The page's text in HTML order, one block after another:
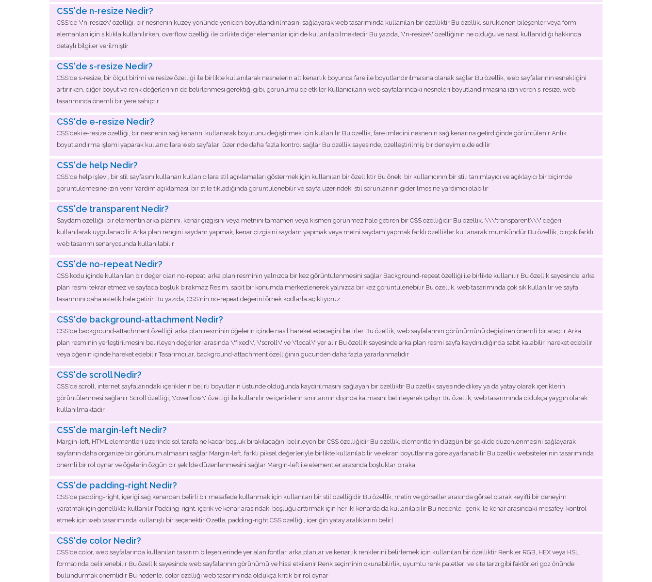
CSS'de n-resize Nedir?
CSS'de \"n-resize\" özelliği, bir nesnenin kuzey yönünde yeniden boyutlandırılmasını sağlayarak web tasarımında kullanılan bir özelliktir Bu özellik, sürüklenen bileşenler veya form
elemanları için sıklıkla kullanılırken, overflow özelliği ile birlikte diğer elemanlar için de kullanılabilmektedir Bu yazıda, \"n-resize\" özelliğinin ne olduğu ve nasıl kullanıldığı hakkında
detaylı bilgiler verilmiştir
CSS'de s-resize Nedir?
CSS'de s-resize, bir ölçüt birimi ve resize özelliği ile birlikte kullanılarak nesnelerin alt kenarlık boyunca fare ile boyutlandırılmasına olanak sağlar Bu özellik, web sayfalarının esnekliğini
artırırken, diğer boyut ve renk değerlerinin de belirlenmesi gerektiği gibi, görünümü de etkiler Kullanıcıların web sayfalarındaki nesneleri boyutlandırmasına izin veren s-resize, web
tasarımında önemli bir yere sahiptir
CSS'de e-resize Nedir?
CSS'deki e-resize özelliği, bir nesnenin sağ kenarını kullanarak boyutunu değiştirmek için kullanılır Bu özellik, fare imlecini nesnenin sağ kenarına getirdiğinde görüntülenir Anlık
boyutlandırma işlemi yaparak kullanıcılara web sayfaları üzerinde daha fazla kontrol sağlar Bu özellik sayesinde, özelleştirilmiş bir deneyim elde edilir
CSS'de help Nedir?
CSS'de help işlevi, bir stil sayfasını kullanan kullanıcılara stil açıklamaları göstermek için kullanılan bir özelliktir Bu önek, bir kullanıcının bir stili tanımlayıcı ve açıklayıcı bir biçimde
görüntülemesine izin verir Yardım açıklaması, bir stile tıkladığında görüntülenebilir ve sayfa üzerindeki stil sorunlarının giderilmesine yardımcı olabilir
CSS'de transparent Nedir?
Saydam özelliği, bir elementin arka planını, kenar çizgisini veya metnini tamamen veya kısmen görünmez hale getiren bir CSS özelliğidir Bu özellik, \\\"transparent\\\" değeri
kullanılarak uygulanabilir Arka plan rengini saydam yapmak, kenar çizgisini saydam yapmak veya metni saydam yapmak farklı özellikler kullanarak mümkündür Bu özellik, birçok farklı
web tasarımı senaryosunda kullanılabilir
CSS'de no-repeat Nedir?
CSS kodu içinde kullanılan bir değer olan no-repeat, arka plan resminin yalnızca bir kez görüntülenmesini sağlar Background-repeat özelliği ile birlikte kullanılır Bu özellik sayesinde, arka
plan resmi tekrar etmez ve sayfada boşluk bırakmaz Resim, sabit bir konumda merkezlenerek yalnızca bir kez görüntülenebilir Bu özellik, web tasarımında çok sık kullanılır ve sayfa
tasarımını daha estetik hale getirir Bu yazıda, CSS'nin no-repeat değerini örnek kodlarla açıklıyoruz
CSS'de background-attachment Nedir?
CSS'de background-attachment özelliği, arka plan resminin öğelerin içinde nasıl hareket edeceğini belirler Bu özellik, web sayfalarının görünümünü değiştiren önemli bir araçtır Arka
plan resminin yerleştirilmesini belirleyen değerleri arasında \"fixed\", \"scroll\" ve \"local\" yer alır Bu özellik sayesinde arka plan resmi sayfa kaydırıldığında sabit kalabilir, hareket edebilir
veya öğenin içinde hareket edebilir Tasarımcılar, background-attachment özelliğinin gücünden daha fazla yararlanmalıdır
CSS'de scroll Nedir?
CSS'de scroll, internet sayfalarındaki içeriklerin belirli boyutların üstünde olduğunda kaydırılmasını sağlayan bir özelliktir Bu özellik sayesinde dikey ya da yatay olarak içeriklerin
görüntülenmesi sağlanır Scroll özelliği, \"overflow\" özelliği ile kullanılır ve içeriklerin sınırlarının dışında kalmasını belirleyerek çalışır Bu özellik, web tasarımında oldukça yaygın olarak
kullanılmaktadır
CSS'de margin-left Nedir?
Margin-left, HTML elementleri üzerinde sol tarafa ne kadar boşluk bırakılacağını belirleyen bir CSS özelliğidir Bu özellik, elementlerin düzgün bir şekilde düzenlenmesini sağlayarak
sayfanın daha organize bir görünüm almasını sağlar Margin-left, farklı piksel değerleriyle birlikte kullanılabilir ve ekran boyutlarına göre ayarlanabilir Bu özellik websitelerinin tasarımında
önemli bir rol oynar ve öğelerin özgün bir şekilde düzenlenmesini sağlar Margin-left ile elementler arasında boşluklar bıraka
CSS'de padding-right Nedir?
CSS'de padding-right, içeriği sağ kenardan belirli bir mesafede kullanmak için kullanılan bir stil özelliğidir Bu özellik, metin ve görseller arasında görsel olarak keyifli bir deneyim
yaratmak için genellikle kullanılır Padding-right, içerik ve kenar arasındaki boşluğu arttırmak için her iki kenarda da kullanılabilir Bu nedenle, içerik ile kenar arasındaki mesafeyi kontrol
etmek için web tasarımında kullanışlı bir seçenektir Özetle, padding-right CSS özelliği, içeriğin yatay aralıklarını belirl
CSS'de color Nedir?
CSS'de color, web sayfalarında kullanılan tasarım bileşenlerinde yer alan fontlar, arka planlar ve kenarlık renklerini belirlemek için kullanılan bir özelliktir Renkler RGB, HEX veya HSL
formatında belirlenebilir Bu özellik sayesinde web sayfalarının görünümü ve hissi etkilenir Renk seçiminin okunabilirlik, uyumlu renk paletleri ve site tarzı gibi faktörleri göz önünde
bulundurmak önemlidir Bu nedenle, color özelliği web tasarımında oldukça kritik bir rol oynar